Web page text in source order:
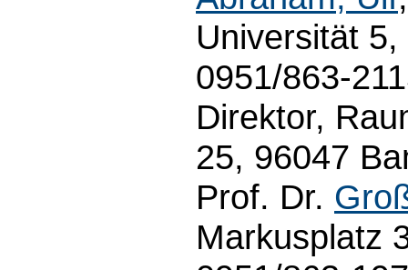
Universität
0951/863-
Direktor,
25, 96047
Prof. Dr.
Markusplatz